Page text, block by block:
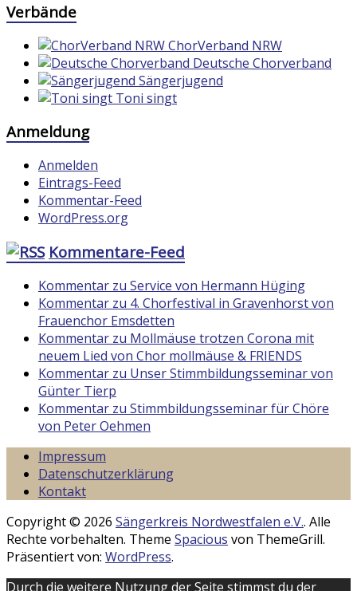
Verbände
ChorVerband NRW
Deutsche Chorverband
Sängerjugend
Toni singt
Anmeldung
Anmelden
Eintrags-Feed
Kommentar-Feed
WordPress.org
Kommentare-Feed
Kommentar zu Service von Hermann Hüging
Kommentar zu 4. Chorfestival in Gravenhorst von
Frauenchor Emsdetten
Kommentar zu Mollmäuse trotzen Corona mit
neuem Lied von Chor mollmäuse & FRIENDS
Kommentar zu Unser Stimmbildungsseminar von
Günter Tierp
Kommentar zu Stimmbildungsseminar für Chöre
von Peter Oehmen
Impressum
Datenschutzerklärung
Kontakt
Copyright © 2026 Sängerkreis Nordwestfalen e.V.. Alle
Rechte vorbehalten. Theme Spacious von ThemeGrill.
Präsentiert von: WordPress.
Durch die weitere Nutzung der Seite stimmst du der